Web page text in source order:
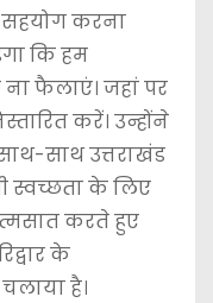
करना
कि हम
फैलाएं। जहां पर
करें। उन्होंने
साथ उत्तराखंड
स्वच्छता के लिए
करते हुए
के
है।